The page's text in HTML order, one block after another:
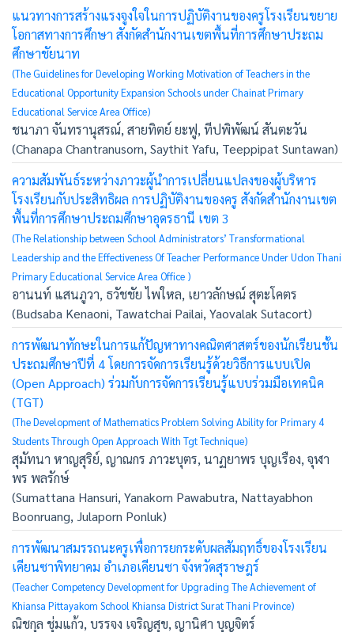
แนวทางการสร้างแรงจูงใจในการปฏิบัติงานของครูโรงเรียนขยาย
โอกาสทางการศึกษา สังกัดสำนักงานเขตพื้นที่การศึกษาประถม
ศึกษาชัยนาท
(The Guidelines for Developing Working Motivation of Teachers in the
Educational Opportunity Expansion Schools under Chainat Primary
Educational Service Area Office)
ชนาภา จันทรานุสรณ์, สายทิตย์ ยะฟู, ทีปพิพัฒน์ สันตะวัน
(Chanapa Chantranusorn, Saythit Yafu, Teeppipat Suntawan)
ความสัมพันธ์ระหว่างภาวะผู้นำการเปลี่ยนแปลงของผู้บริหาร
โรงเรียนกับประสิทธิผล การปฏิบัติงานของครู สังกัดสำนักงานเขต
พื้นที่การศึกษาประถมศึกษาอุดรธานี เขต 3
(The Relationship between School Administrators’ Transformational
Leadership and the Effectiveness Of Teacher Performance Under Udon Thani
Primary Educational Service Area Office )
อานนท์ แสนภูวา, ธวัชชัย ไพใหล, เยาวลักษณ์ สุตะโคตร
(Budsaba Kenaoni, Tawatchai Pailai, Yaovalak Sutacort)
การพัฒนาทักษะในการแก้ปัญหาทางคณิตศาสตร์ของนักเรียนชั้น
ประถมศึกษาปีที่ 4 โดยการจัดการเรียนรู้ด้วยวิธีการแบบเปิด
(Open Approach) ร่วมกับการจัดการเรียนรู้แบบร่วมมือเทคนิค
(TGT)
(The Development of Mathematics Problem Solving Ability for Primary 4
Students Through Open Approach With Tgt Technique)
สุมัทนา หาญสุริย์, ญาณกร ภาวะบุตร, นาฏยาพร บุญเรือง, จุฬา
พร พลรักษ์
(Sumattana Hansuri, Yanakorn Pawabutra, Nattayabhon
Boonruang, Julaporn Ponluk)
การพัฒนาสมรรถนะครูเพื่อการยกระดับผลสัมฤทธิ์ของโรงเรียน
เคียนซาพิทยาคม อำเภอเคียนซา จังหวัดสุราษฎร์
(Teacher Competency Development for Upgrading The Achievement of
Khiansa Pittayakom School Khiansa District Surat Thani Province)
ณิชกุล ชุ่มแก้ว, บรรจง เจริญสุข, ญานิศา บุญจิตร์